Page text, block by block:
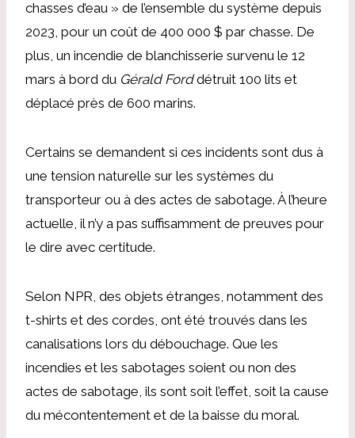
chasses d’eau » de l’ensemble du système depuis
2023, pour un coût de 400 000 $ par chasse. De
plus, un incendie de blanchisserie survenu le 12
mars à bord du Gérald Forddétruit 100 lits et
déplacé près de 600 marins.
Certains se demandent si ces incidents sont dus à
une tension naturelle sur les systèmes du
transporteur ou à des actes de sabotage. À l’heure
actuelle, il n’y a pas suffisamment de preuves pour
le dire avec certitude.
Selon NPR, des objets étranges, notamment des
t-shirts et des cordes, ont été trouvés dans les
canalisations lors du débouchage. Que les
incendies et les sabotages soient ou non des
actes de sabotage, ils sont soit l’effet, soit la cause
du mécontentement et de la baisse du moral.